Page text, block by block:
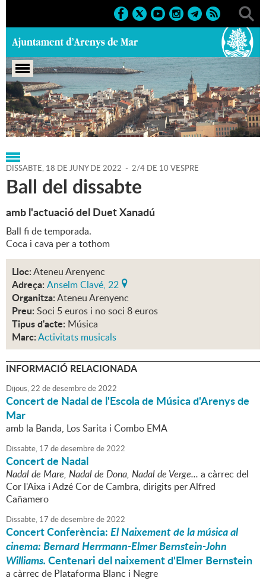
Portada > Regidories > Cultura > Agenda > 18-06-2022
DISSABTE, 18 DE JUNY DE 2022 - 2/4 DE 10 VESPRE
Ball del dissabte
amb l'actuació del Duet Xanadú
Ball fi de temporada.
Coca i cava per a tothom
Lloc:Ateneu Arenyenc
Adreça: Anselm Clavé, 22
Organitza:Ateneu Arenyenc
Preu: Soci 5 euros i no soci 8 euros
Tipus d'acte: Música
Marc:Activitats musicals
INFORMACIÓ RELACIONADA
Dijous,22 dedesembrede2022
Concert de Nadal de l'Escola de Música d'Arenys de
Mar
amb la Banda, Los Sarita i Combo EMA
Dissabte, 17 dedesembrede2022
Concert de Nadal
Nadal de Mare, Nadal de Dona, Nadal de Verge... a càrrec del
Cor l'Aixa i Adzé Cor de Cambra, dirigits per Alfred
Cañamero
Dissabte, 17 dedesembrede2022
Concert Conferència:El Naixement de la música al
cinema: Bernard Herrmann-Elmer Bernstein-John
Williams.Centenari del naixement d'Elmer Bernstein
a càrrec de Plataforma Blanc i Negre